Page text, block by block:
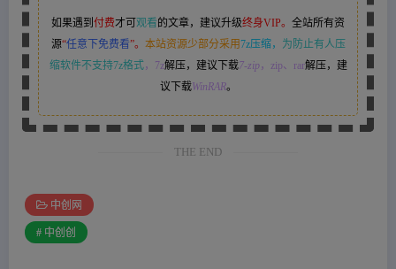
如果遇到 付费才可 观看 的文章，建议升级终身VIP。 全站所有资
源“任意下免费看”。 本站资源少部分采用7z压缩，
为防止有人压
缩软件不支持7z格式，7z解压，建议下载7-zip，zip、rar解压，建
议下载WinRAR。
THE END
中创网
# 中创创